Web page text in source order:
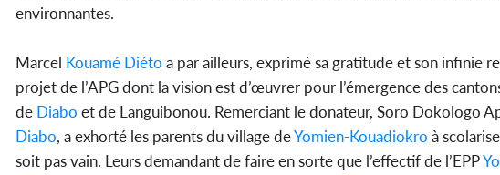
environnantes.
Marcel Kouamé Diéto a par ailleurs, exprimé sa gratitude et son infinie
projet de l’APG dont la vision est d’œuvrer pour l’émergence des
de Diabo et de Languibonou. Remerciant le donateur, Soro Dokologo
Diabo, a exhorté les parents du village deYomien-Kouadiokro à
soit pas vain. Leurs demandant de faire en sorte que l’effectif de l’EPP